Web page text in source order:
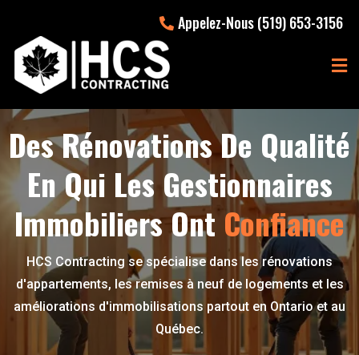
Appelez-Nous (519) 653-3156
Des Rénovations De Qualité
En Qui Les Gestionnaires
Immobiliers OntConfiance
HCS Contracting se spécialise dans les rénovations
d'appartements, les remises à neuf de logements et les
améliorations d'immobilisations partout en Ontario et au
Québec.